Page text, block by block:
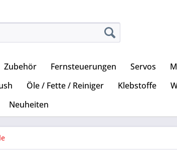
Zubehör Fernsteuerungen Servos
Öle / Fette / Reiniger Klebstoffe
Neuheiten